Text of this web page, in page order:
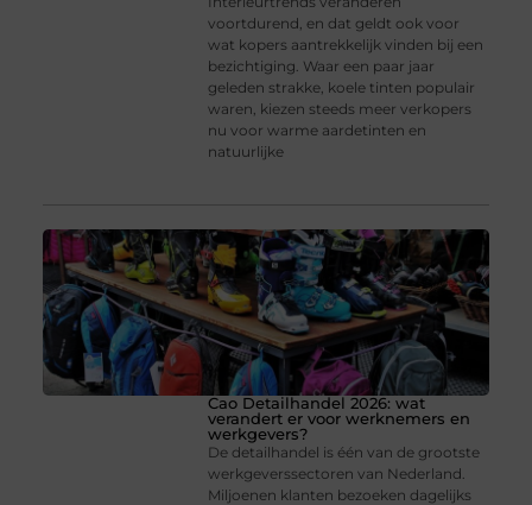
voortdurend, en dat geldt ook voor
wat kopers aantrekkelijk vinden bij een
bezichtiging. Waar een paar jaar
geleden strakke, koele tinten populair
waren, kiezen steeds meer verkopers
nu voor warme aardetinten en
natuurlijke
Cao Detailhandel 2026: wat
verandert er voor werknemers en
werkgevers?
De detailhandel is één van de grootste
werkgeverssectoren van Nederland.
Miljoenen klanten bezoeken dagelijks